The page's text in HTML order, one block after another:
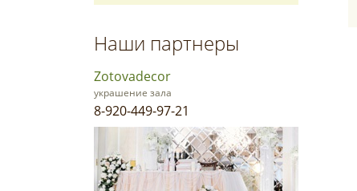
Наши партнеры
Zotovadecor
украшение зала
8-920-449-97-21